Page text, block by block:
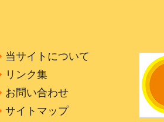
当サイトについて
リンク集
お問い合わせ
サイトマップ